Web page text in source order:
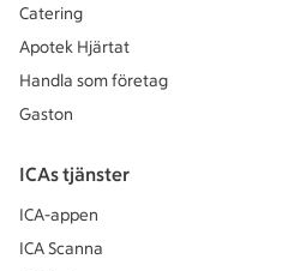
Catering
Apotek Hjärtat
Handla som företag
Gaston
ICAs tjänster
ICA-appen
ICA Scanna